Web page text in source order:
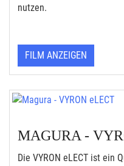
nutzen.
FILM ANZEIGEN
MAGURA -
Die VYRON eLECT ist ein